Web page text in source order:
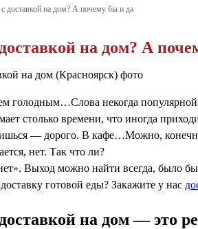
с доставкой на дом? А почему бы и да
на дом? А
голодным…Слова некогда популярной
столько времени, что иногда
— дорого. В кафе…Можно,
нет. Так что ли?
Выход можно найти всегда, было
готовой еды? Закажите у нас
доставкой на дом — это